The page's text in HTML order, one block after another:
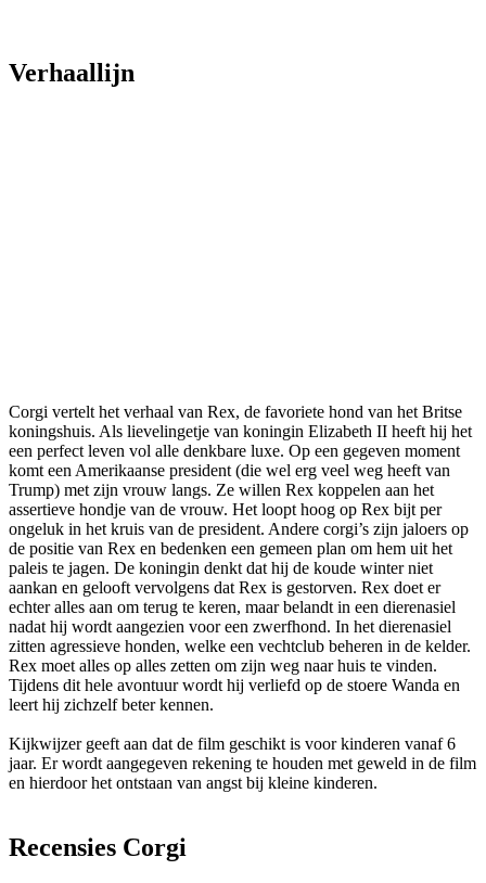
Verhaallijn
Corgi vertelt het verhaal van Rex, de favoriete hond van het Britse
koningshuis. Als lievelingetje van koningin Elizabeth II heeft hij het
een perfect leven vol alle denkbare luxe. Op een gegeven moment
komt een Amerikaanse president (die wel erg veel weg heeft van
Trump) met zijn vrouw langs. Ze willen Rex koppelen aan het
assertieve hondje van de vrouw. Het loopt hoog op Rex bijt per
ongeluk in het kruis van de president. Andere corgi’s zijn jaloers op
de positie van Rex en bedenken een gemeen plan om hem uit het
paleis te jagen. De koningin denkt dat hij de koude winter niet
aankan en gelooft vervolgens dat Rex is gestorven. Rex doet er
echter alles aan om terug te keren, maar belandt in een dierenasiel
nadat hij wordt aangezien voor een zwerfhond. In het dierenasiel
zitten agressieve honden, welke een vechtclub beheren in de kelder.
Rex moet alles op alles zetten om zijn weg naar huis te vinden.
Tijdens dit hele avontuur wordt hij verliefd op de stoere Wanda en
leert hij zichzelf beter kennen.
Kijkwijzer geeft aan dat de film geschikt is voor kinderen vanaf 6
jaar. Er wordt aangegeven rekening te houden met geweld in de film
en hierdoor het ontstaan van angst bij kleine kinderen.
Recensies Corgi